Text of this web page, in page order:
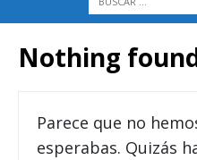
Nothing
Parece que no
esperabas. Quizás